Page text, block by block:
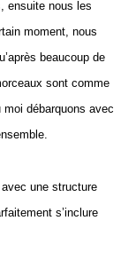
ensuite nous les
moment, nous
beaucoup de
sont comme
débarquons avec
une structure
s’inclure